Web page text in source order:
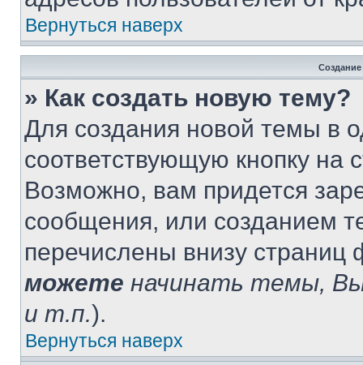
Вернуться наверх
» Как создать новую тему?
Для создания новой темы в
соответствующую кнопку
Возможно, вам придется
сообщения, или созданием
перечислены внизу
можете начинать темы,
и т.п.).
Вернуться наверх